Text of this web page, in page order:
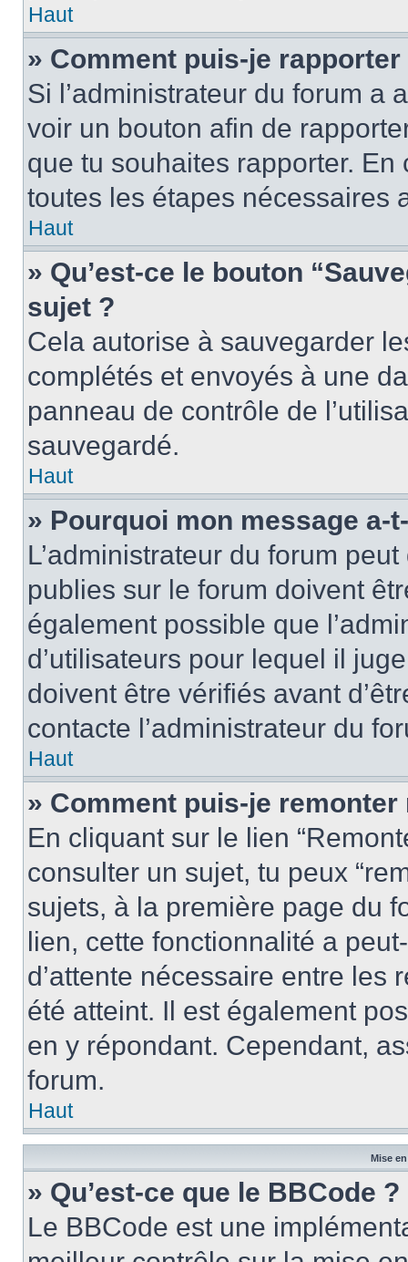
Haut
» Comment puis-je
Si l’administrateur du forum a
voir un bouton afin de
que tu souhaites rapporter.
toutes les étapes nécessaires
Haut
» Qu’est-ce le bouton
sujet ?
Cela autorise à sauvegarder
complétés et envoyés à une
panneau de contrôle de
sauvegardé.
Haut
» Pourquoi mon message a-
L’administrateur du forum
publies sur le forum doivent
également possible que
d’utilisateurs pour lequel il
doivent être vérifiés avant
contacte l’administrateur du
Haut
» Comment puis-je
En cliquant sur le lien
consulter un sujet, tu peux
sujets, à la première page du
lien, cette fonctionnalité a
d’attente nécessaire entre les
été atteint. Il est également
en y répondant. Cependant,
forum.
Haut
Mise
» Qu’est-ce que le BBCode ?
Le BBCode est une